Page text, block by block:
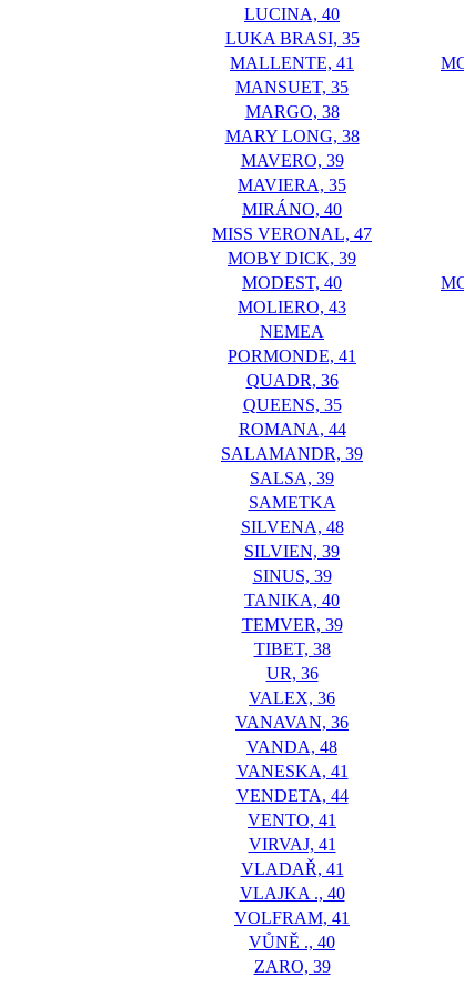
LUCINA, 40
LUKA BRASI, 35
MALLENTE, 41
MANSUET, 35
MARGO, 38
MARY LONG, 38
MAVERO, 39
MAVIERA, 35
MIRÁNO, 40
MISS VERONAL, 47
MOBY DICK, 39
MODEST, 40
MOLIERO, 43
NEMEA
PORMONDE, 41
QUADR, 36
QUEENS, 35
ROMANA, 44
SALAMANDR, 39
SALSA, 39
SAMETKA
SILVENA, 48
SILVIEN, 39
SINUS, 39
TANIKA, 40
TEMVER, 39
TIBET, 38
UR, 36
VALEX, 36
VANAVAN, 36
VANDA, 48
VANESKA, 41
VENDETA, 44
VENTO, 41
VIRVAJ, 41
VLADAŘ, 41
VLAJKA ., 40
VOLFRAM, 41
VŮNĚ ., 40
ZARO, 39